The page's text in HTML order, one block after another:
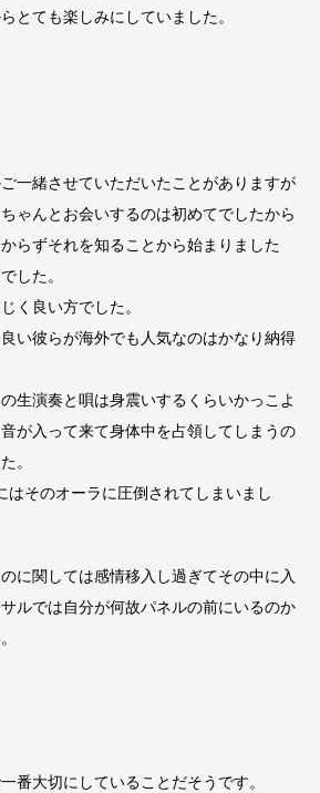
とても楽しみにしていました。
一緒させていただいたことがありますが
ゃんとお会いするのは初めてでしたから
らずそれを知ることから始まりました
した。
く良い方でした。
い彼らが海外でも人気なのはかなり納得
生演奏と唄は身震いするくらいかっこよ
が入って来て身体中を占領してしまうの
。
はそのオーラに圧倒されてしまいまし
に関しては感情移入し過ぎてその中に入
ルでは自分が何故パネルの前にいるのか
番大切にしていることだそうです。